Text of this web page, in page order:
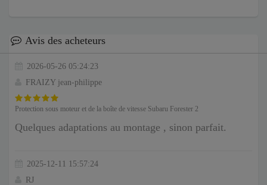
Avis des acheteurs
2026-05-26 05:24:23
FRAIZY jean-philippe
Protection sous moteur et de la boîte de vitesse Subaru Forester 2
Quelques adaptations au montage , sinon parfait.
2025-12-11 15:57:24
RJ